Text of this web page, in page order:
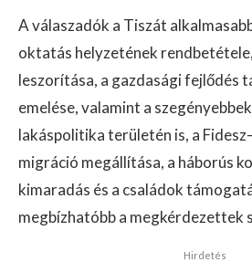
A válaszadók a Tiszát
oktatás helyzetének
leszorítása, a gazdasági fejlődés
emelése, valamint a
lakáspolitika területén is, a
migráció megállítása, a háborús
kimaradás és a családok
megbízhatóbb a megkérdezettek
Hirdetés